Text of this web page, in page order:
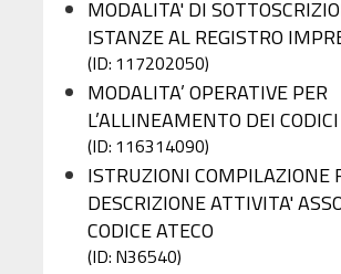
MODALITA' DI
ISTANZE AL REGISTRO
(ID: 117202050)
MODALITA’ OPERATIVE PER
L’ALLINEAMENTO DEI
(ID: 116314090)
ISTRUZIONI COMPILAZIONE
DESCRIZIONE ATTIVITA'
CODICE ATECO
(ID: N36540)